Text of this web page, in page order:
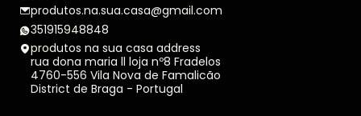
produtos.na.sua.casa@gmail.com
351915948848
produtos na sua casa address
rua dona maria ll loja nº8 Fradelos
4760-556 Vila Nova de Famalicão
District de Braga - Portugal